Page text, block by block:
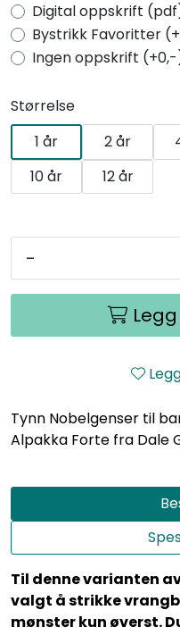
Digital oppskrift
Bystrikk Favoritter
Ingen oppskrift
Størrelse
1 år
2 år
10 år
12 år
-
Tynn Nobelgenser til
Alpakka Forte fra Dale
Til denne varianten
valgt å strikke
mønster kun øverst.